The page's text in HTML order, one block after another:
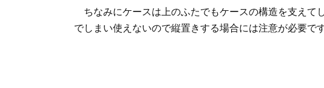
ちなみにケースは上のふたでもケースの構造を支えて
でしまい使えないので縦置きする場合には注意が必要です